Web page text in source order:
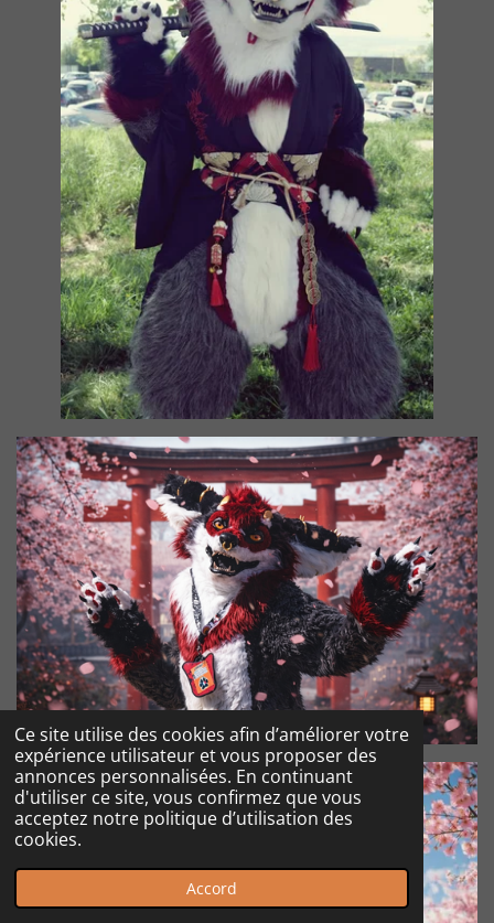
Ce site utilise des cookies afin d’améliorer votre
expérience utilisateur et vous proposer des
annonces personnalisées. En continuant
d'utiliser ce site, vous confirmez que vous
acceptez notre politique d’utilisation des
cookies.
Accord